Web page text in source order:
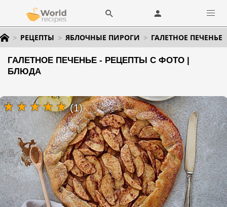
РЕЦЕПТЫ ЯБЛОЧНЫЕ ПИРОГИ ГАЛЕТНОЕ ПЕЧЕНЬЕ
ГАЛЕТНОЕ ПЕЧЕНЬЕ - РЕЦЕПТЫ С ФОТО |
БЛЮДА
(1)